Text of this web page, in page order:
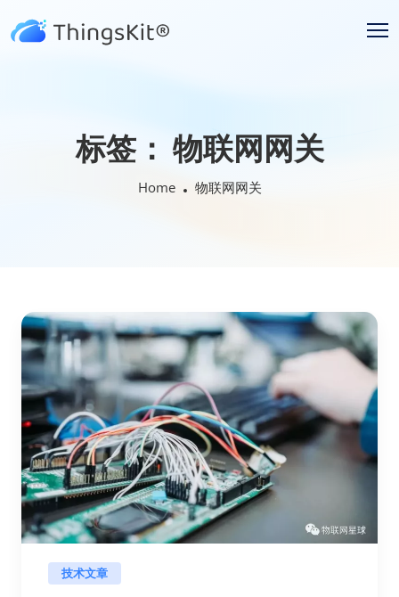
标签： 物联网网关
Home 物联网网关
技术文章